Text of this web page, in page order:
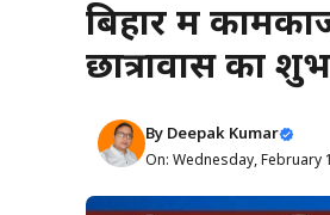
बिहार में
छात्रावास का
By Deepak Kumar
On: Wednesday, February